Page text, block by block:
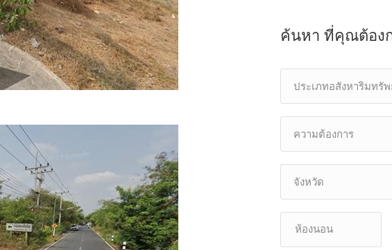
ค้นหา ที่คุณต้อง
ประเภทอสังหาริมทรั
ความต้องการ
จังหวัด